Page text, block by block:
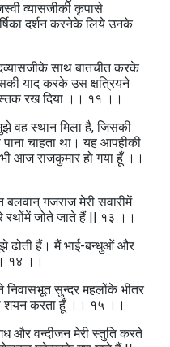
व्यासजीकी कृपासे
दर्शन करनेके लिये उनके
साथ बातचीत करके
याद करके उस क्षत्रियने
रख दिया ।। ११ ।।
वह स्थान मिला है, जिसकी
चाहता था। यह आपहीकी
आज राजकुमार हो गया हूँ ।।
गजराज मेरी सवारीमें
रथोंमें जोते जाते हैं || १३ ।।
ढोती हैं। मैं भाई-बन्धुओं और
१४ ।।
निवासभूत सुन्दर महलोंके भीतर
शयन करता हूँ ।। १५ ।।
और वन्दीजन मेरी स्तुति करते